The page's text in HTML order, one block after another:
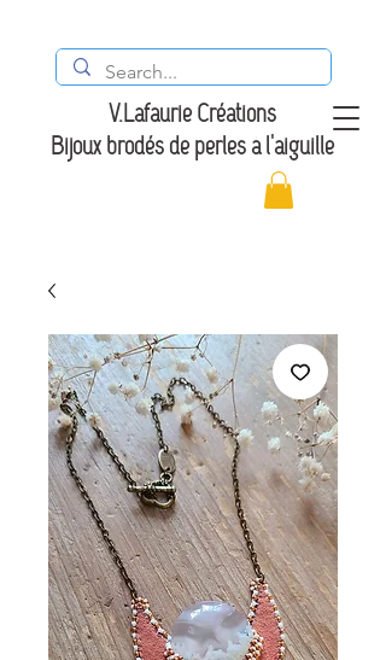
V.Lafaurie Créations
Bijoux brodés de perles à l'aiguille